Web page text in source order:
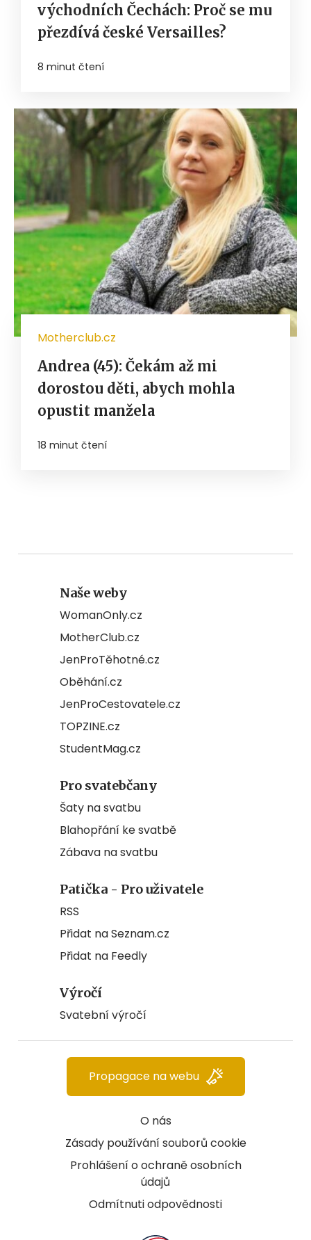
východních Čechách: Proč se mu
přezdívá české Versailles?
8 minut čtení
Motherclub.cz
Andrea (45): Čekám až mi
dorostou děti, abych mohla
opustit manžela
18 minut čtení
Naše weby
WomanOnly.cz
MotherClub.cz
JenProTěhotné.cz
Oběhání.cz
JenProCestovatele.cz
TOPZINE.cz
StudentMag.cz
Pro svatebčany
Šaty na svatbu
Blahopřání ke svatbě
Zábava na svatbu
Patička - Pro uživatele
RSS
Přidat na Seznam.cz
Přidat na Feedly
Výročí
Svatební výročí
O nás
Zásady používání souborů cookie
Prohlášení o ochraně osobních
údajů
Odmítnuti odpovědnosti
Propagace na webu